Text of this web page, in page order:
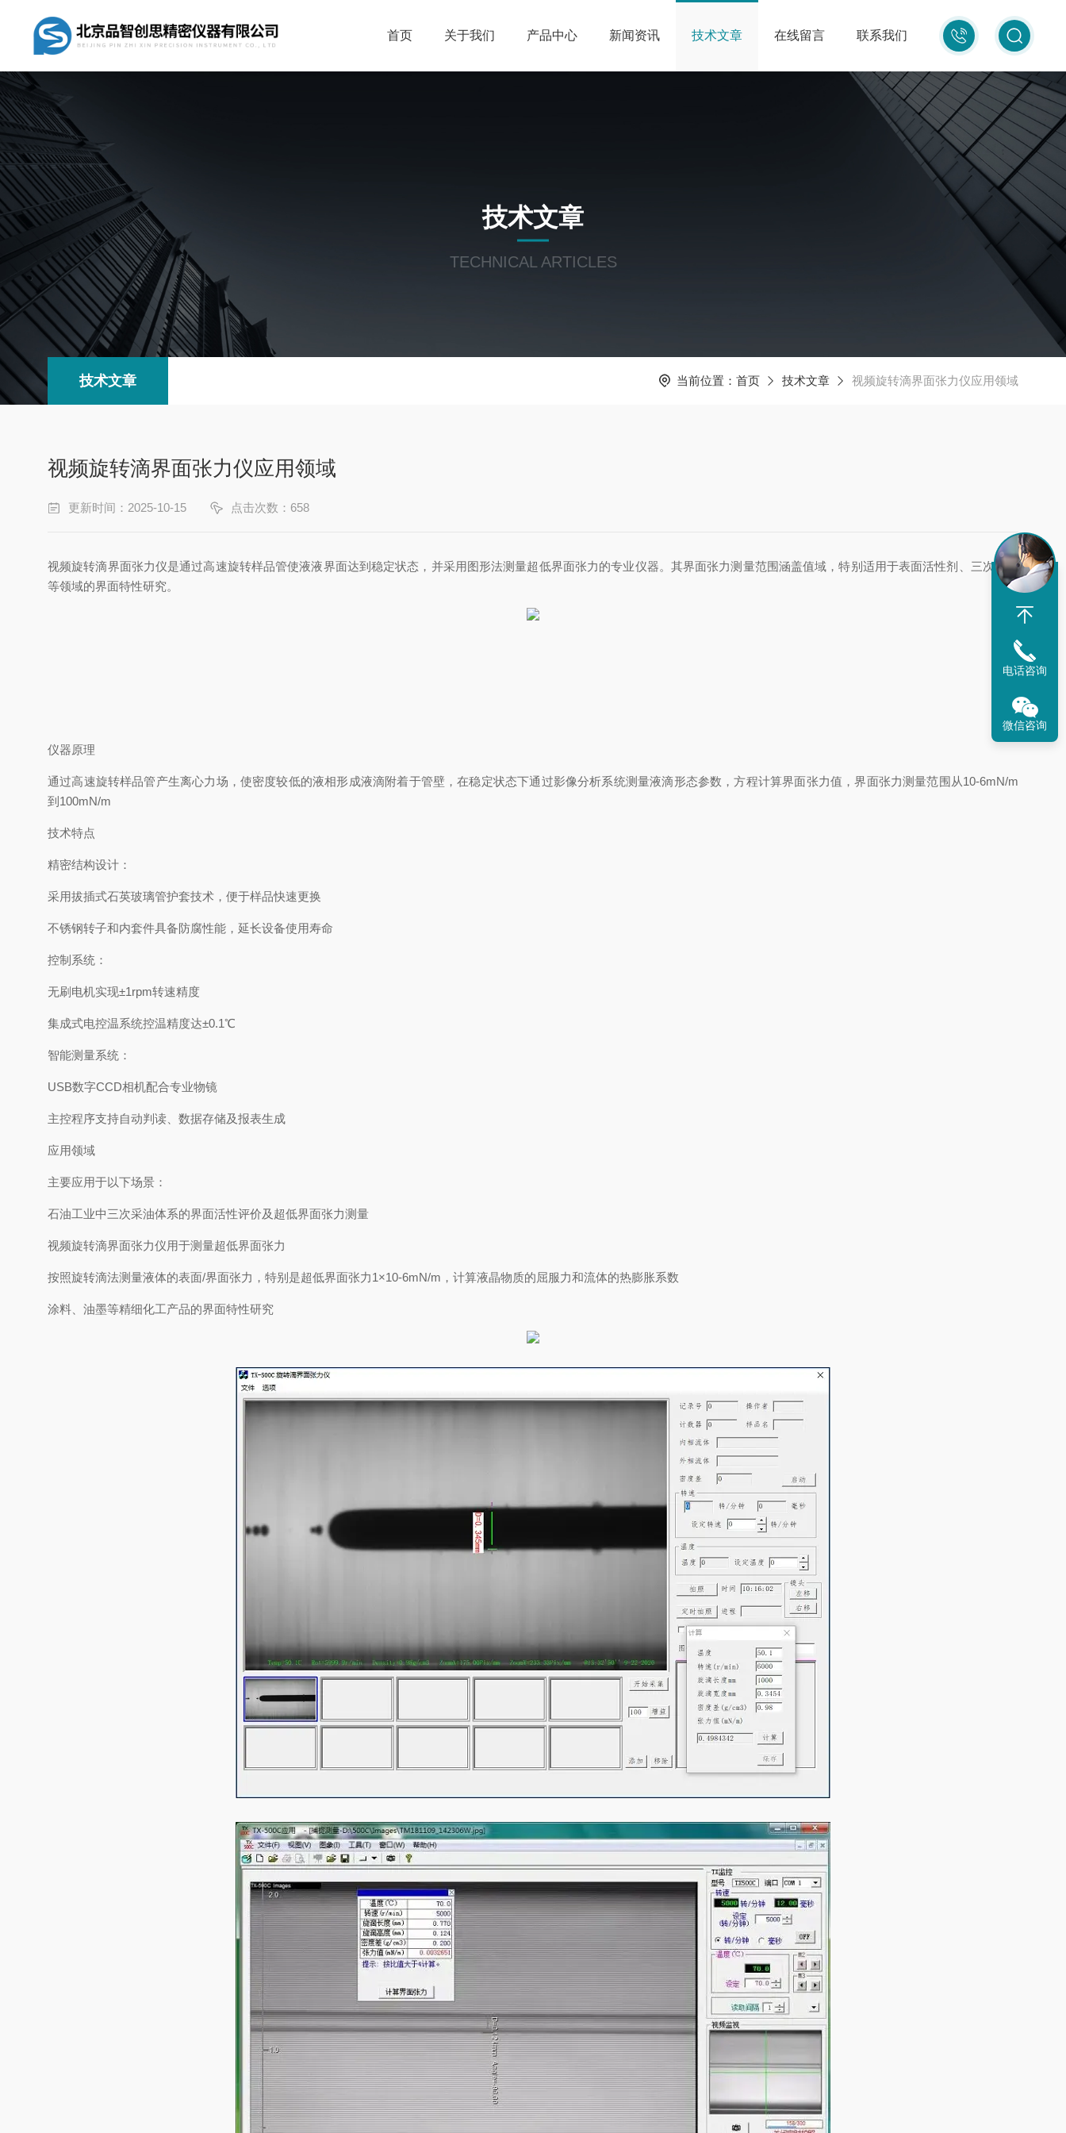
010-
87681080
首页 关于我们 产品中心 新闻资讯 技术文章 在线留言 联系我们
技术文章
TECHNICAL ARTICLES
技术文章 当前位置： 首页 技术文章 视频旋转滴界面张力仪应用领域
视频旋转滴界面张力仪应用领域
更新时间：2025-10-15 点击次数：658
视频旋转滴界面张力仪是通过高速旋转样品管使液液界面达到稳定状态，并采用图形法测量超低界面张力的专业仪器。其界面张力测量范围涵盖值域，特别适用于表面活性剂、三次采油
等领域的界面特性研究。
仪器原理
通过高速旋转样品管产生离心力场，使密度较低的液相形成液滴附着于管壁，在稳定状态下通过影像分析系统测量液滴形态参数，方程计算界面张力值，界面张力测量范围从10-6mN/m
到100mN/m
技术特点
精密结构设计：
采用拔插式石英玻璃管护套技术，便于样品快速更换
不锈钢转子和内套件具备防腐性能，延长设备使用寿命
控制系统：
无刷电机实现±1rpm转速精度
集成式电控温系统控温精度达±0.1℃
智能测量系统：
USB数字CCD相机配合专业物镜
主控程序支持自动判读、数据存储及报表生成
应用领域
主要应用于以下场景：
石油工业中三次采油体系的界面活性评价及超低界面张力测量
视频旋转滴界面张力仪用于测量超低界面张力
按照旋转滴法测量液体的表面/界面张力，特别是超低界面张力1×10-6mN/m，计算液晶物质的屈服力和流体的热膨胀系数
涂料、油墨等精细化工产品的界面特性研究
电话咨询
微信咨询